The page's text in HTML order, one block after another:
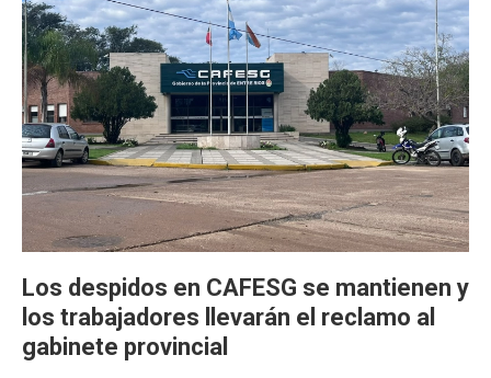
Los despidos en CAFESG se mantienen y
los trabajadores llevarán el reclamo al
gabinete provincial